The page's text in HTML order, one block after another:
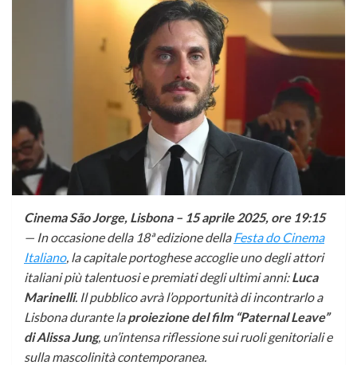
Cinema São Jorge, Lisbona – 15 aprile 2025, ore 19:15
— In occasione della 18ª edizione della Festa do Cinema
Italiano, la capitale portoghese accoglie uno degli attori
italiani più talentuosi e premiati degli ultimi anni:Luca
Marinelli. Il pubblico avrà l’opportunità di incontrarlo a
Lisbona durante laproiezione del film “Paternal Leave”
di Alissa Jung, un’intensa riflessione sui ruoli genitoriali e
sulla mascolinità contemporanea.